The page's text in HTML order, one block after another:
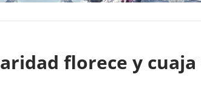
florece y